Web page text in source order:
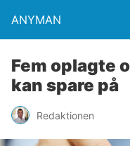
ANYMAN
Fem oplagte
kan spare på
Redaktionen